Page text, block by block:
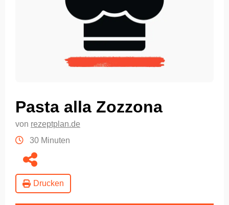
Pasta alla Zozzona
von rezeptplan.de
30 Minuten
Drucken